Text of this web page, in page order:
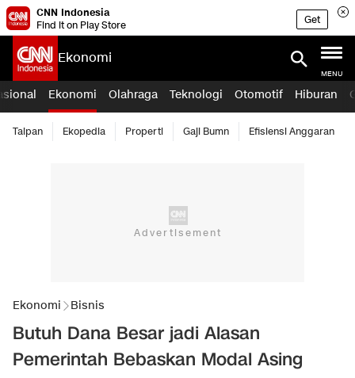
CNN Indonesia
Find it on Play Store
Get
Ekonomi
MENU
Ekonomi Olahraga Teknologi Otomotif Hiburan
Taipan Ekopedia Properti Gaji Bumn Efisiensi Anggaran
Ekonomi Bisnis
Butuh Dana Besar jadi Alasan
Pemerintah Bebaskan Modal Asing